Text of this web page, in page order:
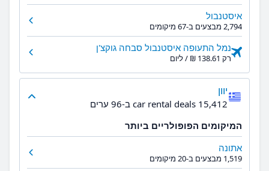
איסטנבול
2,794 מבצעים ב-67 מיקומים
נמל התעופה איסטנבול סבחה גוקצ'ן
רק ‏138.61 ‏₪ / ליום
יוון
15,412 car rental deals ב-96 ערים
המיקומים הפופולריים ביותר
אתונה
1,519 מבצעים ב-20 מיקומים